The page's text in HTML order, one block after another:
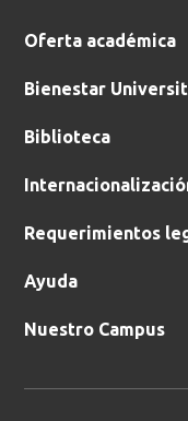
Oferta académica
Bienestar
Biblioteca
Requerimientos
Ayuda
Nuestro Campus